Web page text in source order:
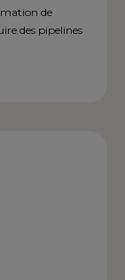
de
des pipelines